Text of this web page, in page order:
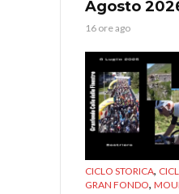
Agosto
16 ore ago
CICLO STORICA,
GRAN FONDO,